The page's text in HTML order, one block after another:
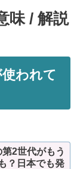
味 / 解説
われて
2世代がもう
？日本でも発